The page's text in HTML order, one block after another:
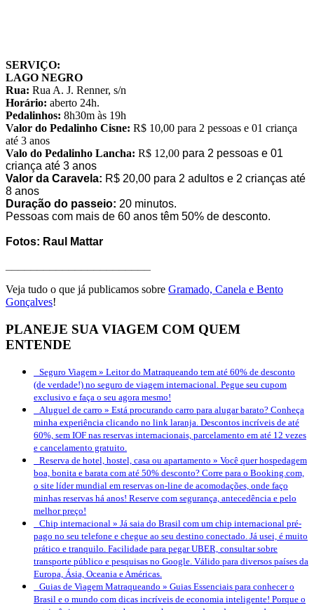
SERVIÇO:
LAGO NEGRO
Rua: Rua A. J. Renner, s/n
Horário: aberto 24h.
Pedalinhos: 8h30m às 19h
Valor do Pedalinho Cisne: R$ 10,00 para 2 pessoas e 01 criança
até 3 anos
Valo do Pedalinho Lancha: R$ 12,00 para 2 pessoas e 01
criança até 3 anos
Valor da Caravela: R$ 20,00 para 2 adultos e 2 crianças até
8 anos
Duração do passeio: 20 minutos.
Pessoas com mais de 60 anos têm 50% de desconto.
Fotos: Raul Mattar
Veja tudo o que já publicamos sobre Gramado, Canela e Bento
Gonçalves!
PLANEJE SUA VIAGEM COM QUEM
ENTENDE
Seguro Viagem » Leitor do Matraqueando tem até 60% de desconto
(de verdade!) no seguro de viagem internacional. Pegue seu cupom
exclusivo e faça o seu agora mesmo!
Aluguel de carro » Está procurando carro para alugar barato? Conheça
minha experiência clicando no link laranja. Descontos incríveis de até
60%, sem IOF nas reservas internacionais, parcelamento em até 12 vezes
e cancelamento gratuito.
Reserva de hotel, hostel, casa ou apartamento » Você quer hospedagem
boa, bonita e barata com até 50% desconto? Corre para o Booking.com,
o site líder mundial em reservas on-line de acomodações, onde faço
minhas reservas há anos! Reserve com segurança, antecedência e pelo
melhor preço!
Chip internacional » Já saia do Brasil com um chip internacional pré-
pago no seu telefone e chegue ao seu destino conectado. Já usei, é muito
prático e tranquilo. Facilidade para pegar UBER, consultar sobre
transporte público e pesquisas no Google. Válido para diversos países da
Europa, Ásia, Oceania e Américas.
Guias de Viagem Matraqueando » Guias Essenciais para conhecer o
Brasil e o mundo com dicas incríveis de economia inteligente! Porque o